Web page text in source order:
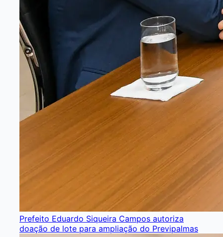
Prefeito Eduardo Siqueira Campos autoriza
doação de lote para ampliação do Previpalmas